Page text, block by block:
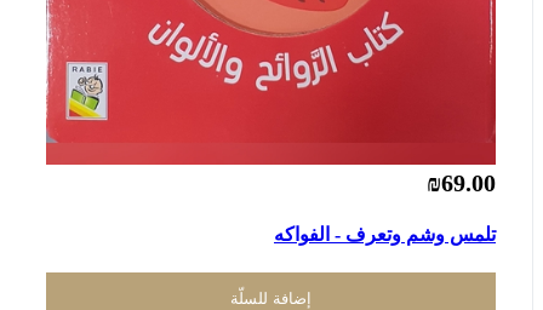
₪69.00
تلمس وشم وتعرف - الفواكه
إضافة للسلّة